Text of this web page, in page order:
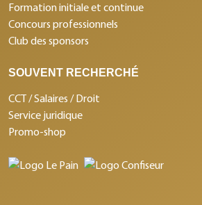
Formation initiale et continue
Concours professionnels
Club des sponsors
SOUVENT RECHERCHÉ
CCT / Salaires / Droit
Service juridique
Promo-shop